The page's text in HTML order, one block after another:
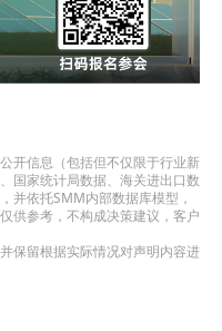
开信息（包括但不仅限于行业新
国家统计局数据、海关进出口数
并依托SMM内部数据库模型，
供参考，不构成决策建议，客户
保留根据实际情况对声明内容进